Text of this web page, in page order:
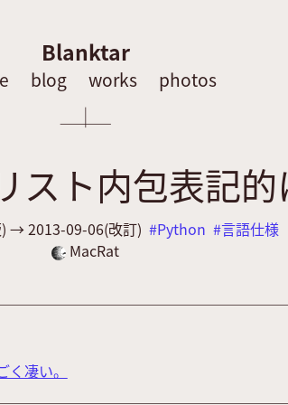
Blanktar
blog works photos
スト内包表記
) →2013-09-06(改訂) Python
言語仕様
MacRat
凄い。